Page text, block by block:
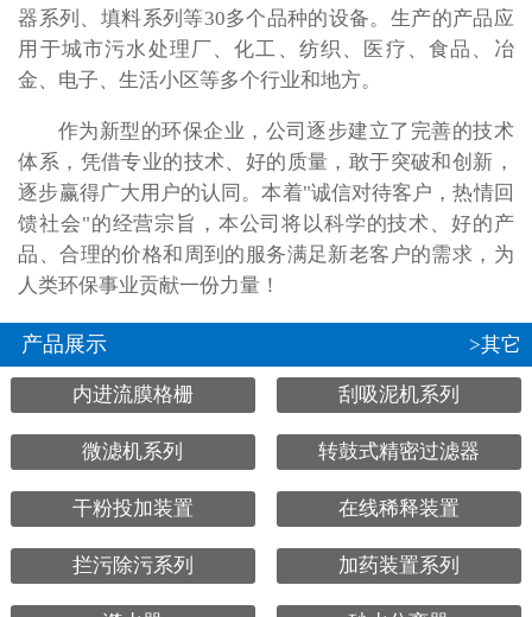
器系列、填料系列等30多个品种的设备。生产的产品应
用于城市污水处理厂、化工、纺织、医疗、食品、冶
金、电子、生活小区等多个行业和地方。
作为新型的环保企业，公司逐步建立了完善的技术
体系，凭借专业的技术、好的质量，敢于突破和创新，
逐步赢得广大用户的认同。本着"诚信对待客户，热情回
馈社会"的经营宗旨，本公司将以科学的技术、好的产
品、合理的价格和周到的服务满足新老客户的需求，为
人类环保事业贡献一份力量！
产品展示 >其它
内进流膜格栅 刮吸泥机系列
微滤机系列 转鼓式精密过滤器
干粉投加装置 在线稀释装置
拦污除污系列 加药装置系列